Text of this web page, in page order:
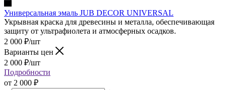
Универсальная эмаль JUB DECOR UNIVERSAL
Укрывная краска для древесины и металла, обеспечивающая
защиту от ультрафиолета и атмосферных осадков.
2 000 ₽/шт
Варианты цен
2 000 ₽/шт
Подробности
от 2 000 ₽